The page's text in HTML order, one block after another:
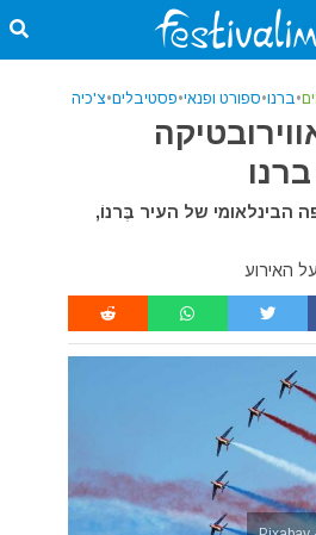
•ברנו•ספורט ופנאי•פסטיבלים•צ'כיה
הבינלאומי של העיר בֶּרנוֹ,
האירוע